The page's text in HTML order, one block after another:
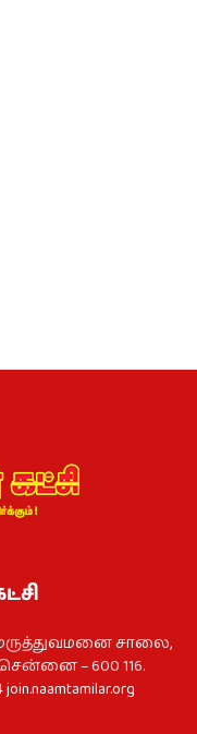
சாலை,
– 600 116.
join.naamtamilar.org